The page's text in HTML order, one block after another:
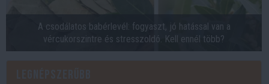
A csodálatos babérlevél: fogyaszt, jó hatással van a
vércukorszintre és stresszoldó. Kell ennél több?